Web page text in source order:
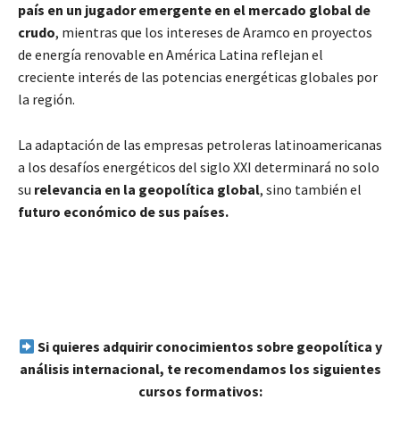
país en un jugador emergente en el mercado global de
crudo, mientras que los intereses de Aramco en proyectos
de energía renovable en América Latina reflejan el
creciente interés de las potencias energéticas globales por
la región.
La adaptación de las empresas petroleras latinoamericanas
a los desafíos energéticos del siglo XXI determinará no solo
su relevancia en la geopolítica global, sino también el
futuro económico de sus países.
Si quieres adquirir conocimientos sobre geopolítica y
análisis internacional, te recomendamos los siguientes
cursos formativos: